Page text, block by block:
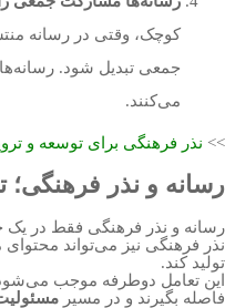
کوچک، وقتی در رسانه
جمعی تبدیل شود.
می‌کنند.
>> نذر فرهنگی برای توسعه و
رسانه و نذر فرهنگی؛
رسانه و نذر فرهنگی فقط در یک
نذر فرهنگی نیز می‌تواند
تولید کند.
این تعامل دوطرفه موجب
فاصله بگیرند و در مسیر